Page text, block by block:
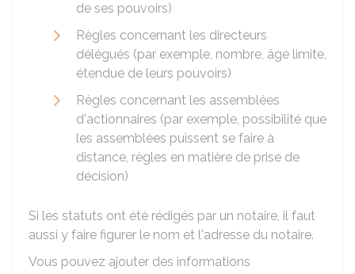
de ses pouvoirs)
Règles concernant les directeurs
délégués (par exemple, nombre, âge limite,
étendue de leurs pouvoirs)
Règles concernant les assemblées
d'actionnaires (par exemple, possibilité que
les assemblées puissent se faire à
distance, règles en matière de prise de
décision)
Si les statuts ont été rédigés par un notaire, il faut
aussi y faire figurer le nom et l'adresse du notaire.
Vous pouvez ajouter des informations